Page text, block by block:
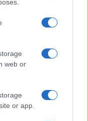
web or
or app.